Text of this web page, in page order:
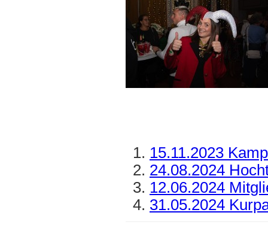
15.11.2023
24.08.2024
12.06.2024
31.05.2024